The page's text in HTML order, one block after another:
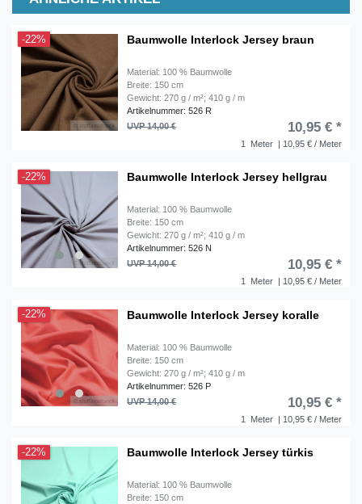
-22% Baumwolle Interlock Jersey braun
Material: 100 % Baumwolle
Breite: 150 cm
Gewicht: 270 g / m²; 410 g / m
Artikelnummer: 526 R
1 Meter | 10,95 € / Meter
UVP 14,00 € 10,95 € *
-22% Baumwolle Interlock Jersey hellgrau
Material: 100 % Baumwolle
Breite: 150 cm
Gewicht: 270 g / m²; 410 g / m
Artikelnummer: 526 N
1 Meter | 10,95 € / Meter
UVP 14,00 € 10,95 € *
-22% Baumwolle Interlock Jersey koralle
Material: 100 % Baumwolle
Breite: 150 cm
Gewicht: 270 g / m²; 410 g / m
Artikelnummer: 526 P
1 Meter | 10,95 € / Meter
UVP 14,00 € 10,95 € *
-22% Baumwolle Interlock Jersey türkis
Material: 100 % Baumwolle
Breite: 150 cm